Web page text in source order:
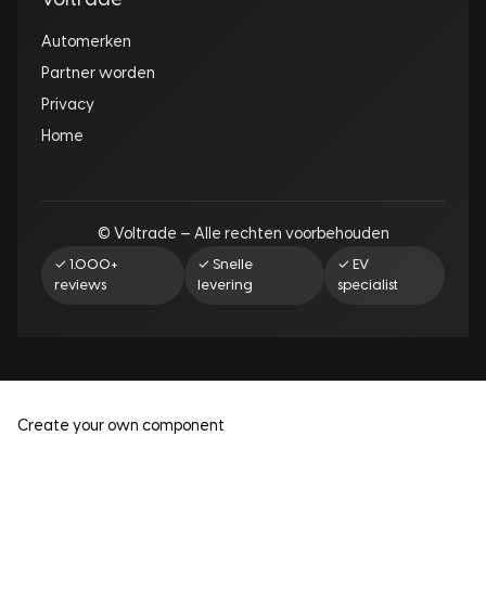
Automerken
Partner worden
Privacy
Home
© Voltrade — Alle rechten voorbehouden
✓ 1.000+
reviews
✓ Snelle
levering
✓ EV
specialist
Create your own component